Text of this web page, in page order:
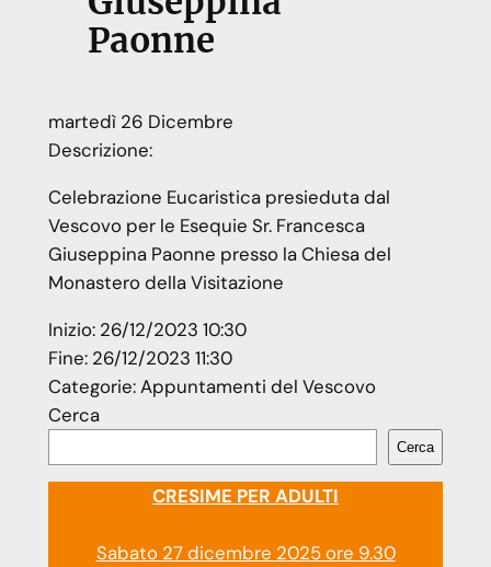
Paonne
martedì 26 Dicembre
Descrizione:
Celebrazione Eucaristica presieduta dal
Vescovo per le Esequie Sr. Francesca
Giuseppina Paonne presso la Chiesa del
Monastero della Visitazione
Inizio: 26/12/2023 10:30
Fine: 26/12/2023 11:30
Categorie:Appuntamenti del Vescovo
Cerca
Cerca
CRESIME PER ADULTI
Sabato 27 dicembre 2025 ore 9.30